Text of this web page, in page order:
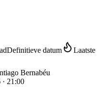
Definitieve datum
Laatste
Bernabéu
· 21:00